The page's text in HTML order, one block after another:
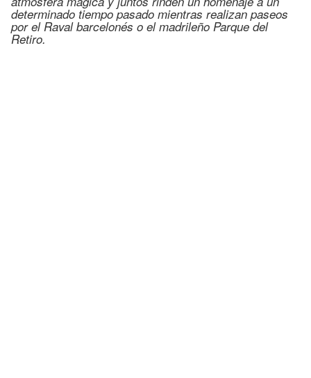
determinado tiempo pasado mientras realizan paseos
por el Ravalbarcelonés o el madrileño Parque del
Retiro.